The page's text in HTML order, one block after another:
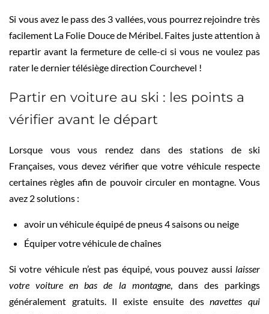
Si vous avez le pass des 3 vallées, vous pourrez rejoindre très
facilement La Folie Douce de Méribel. Faites juste attention à
repartir avant la fermeture de celle-ci si vous ne voulez pas
rater le dernier télésiège direction Courchevel !
Partir en voiture au ski : les points a
vérifier avant le départ
Lorsque vous vous rendez dans des stations de ski
Françaises, vous devez vérifier que votre véhicule respecte
certaines règles afin de pouvoir circuler en montagne. Vous
avez 2 solutions :
avoir un véhicule équipé de pneus 4 saisons ou neige
Équiper votre véhicule de chaînes
Si votre véhicule n’est pas équipé, vous pouvez aussi laisser
votre voiture en bas de la montagne, dans des parkings
généralement gratuits. Il existe ensuite desnavettes qui